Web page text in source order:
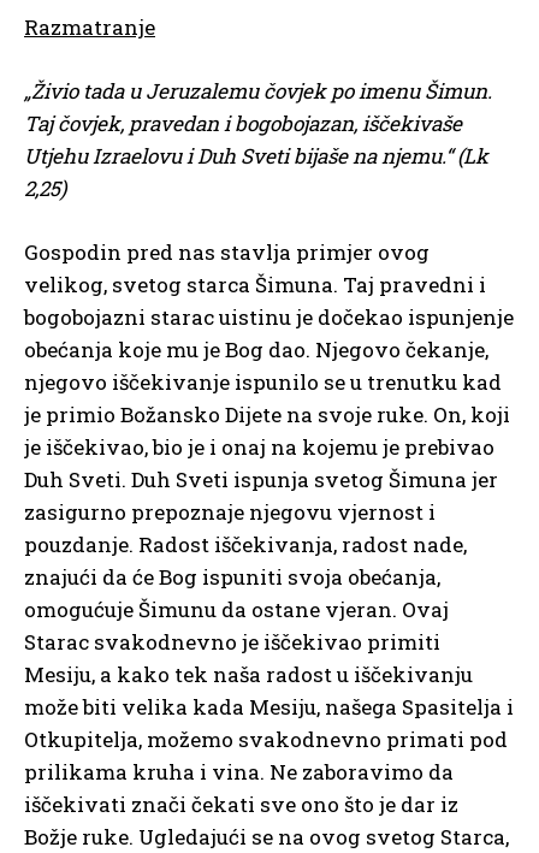
Razmatranje
„Živio tada u Jeruzalemu čovjek po imenu Šimun.
Taj čovjek, pravedan i bogobojazan, iščekivaše
Utjehu Izraelovu i Duh Sveti bijaše na njemu.“ (Lk
2,25)
Gospodin pred nas stavlja primjer ovog
velikog, svetog starca Šimuna. Taj pravedni i
bogobojazni starac uistinu je dočekao ispunjenje
obećanja koje mu je Bog dao. Njegovo čekanje,
njegovo iščekivanje ispunilo se u trenutku kad
je primio Božansko Dijete na svoje ruke. On, koji
je iščekivao, bio je i onaj na kojemu je prebivao
Duh Sveti. Duh Sveti ispunja svetog Šimuna jer
zasigurno prepoznaje njegovu vjernost i
pouzdanje. Radost iščekivanja, radost nade,
znajući da će Bog ispuniti svoja obećanja,
omogućuje Šimunu da ostane vjeran. Ovaj
Starac svakodnevno je iščekivao primiti
Mesiju, a kako tek naša radost u iščekivanju
može biti velika kada Mesiju, našega Spasitelja i
Otkupitelja, možemo svakodnevno primati pod
prilikama kruha i vina. Ne zaboravimo da
iščekivati znači čekati sve ono što je dar iz
Božje ruke. Ugledajući se na ovog svetog Starca,